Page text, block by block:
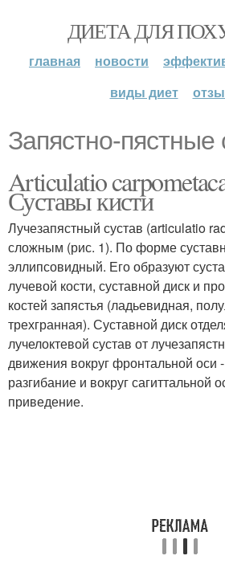
ДИЕТА ДЛЯ
главная новости
виды диет
Запястно-пястные
Articulatio
Суставы кисти
Лучезапястный сустав (articulatio
сложным (рис. 1). По форме
эллипсовидный. Его образуют
лучевой кости, суставной диск и
костей запястья (ладьевидная,
трехгранная). Суставной диск
лучелоктевой сустав от
движения вокруг фронтальной оси
разгибание и вокруг сагиттальной
приведение.